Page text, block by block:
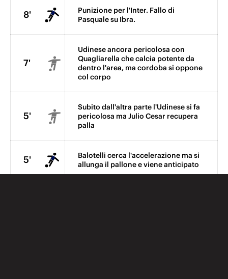
8'
Punizione per l'Inter. Fallo di
Pasquale su Ibra.
7'
Udinese ancora pericolosa con
Quagliarella che calcia potente da
dentro l'area, ma cordoba si oppone
col corpo
5'
Subito dall'altra parte l'Udinese si fa
pericolosa ma Julio Cesar recupera
palla
5'
Balotelli cerca l'accelerazione ma si
allunga il pallone e viene anticipato